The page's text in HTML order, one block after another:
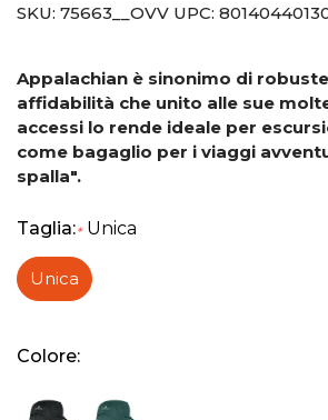
SKU: 75663__OVV UPC:
Appalachian è sinonimo di
affidabilità che unito alle sue
accessi lo rende ideale per
come bagaglio per i viaggi
spalla".
Taglia:* Unica
Unica
Colore: